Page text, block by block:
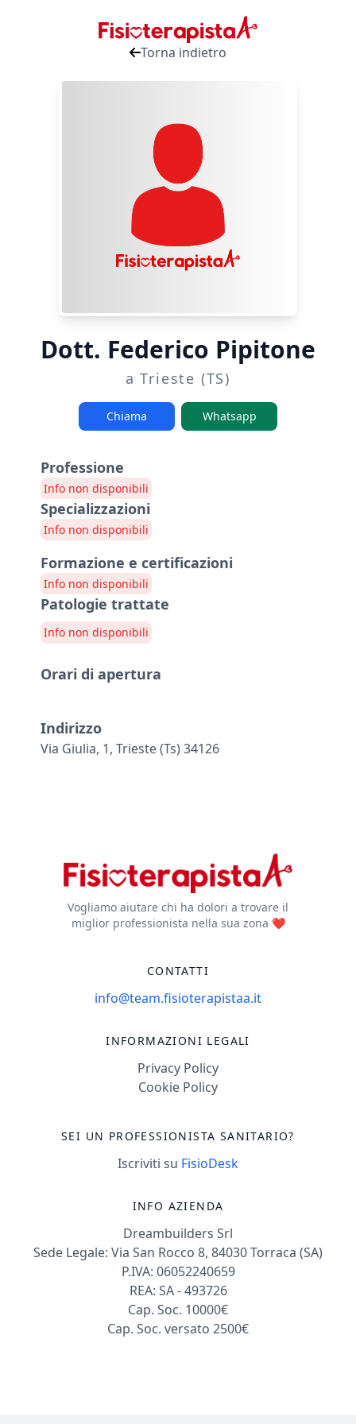
Torna indietro
Dott. Federico Pipitone
a Trieste (TS)
Chiama Whatsapp
Professione
Info non disponibili
Specializzazioni
Info non disponibili
Formazione e certificazioni
Info non disponibili
Patologie trattate
Info non disponibili
Orari di apertura
Indirizzo
Via Giulia, 1, Trieste (ts) 34126
Vogliamo aiutare chi ha dolori a trovare il
miglior professionista nella sua zona ❤️
CONTATTI
info@team.fisioterapistaa.it
INFORMAZIONI LEGALI
Privacy Policy
Cookie Policy
SEI UN PROFESSIONISTA SANITARIO?
Iscriviti su FisioDesk
INFO AZIENDA
Dreambuilders Srl
Sede Legale: Via San Rocco 8, 84030 Torraca (SA)
P.IVA: 06052240659
REA: SA - 493726
Cap. Soc. 10000€
Cap. Soc. versato 2500€